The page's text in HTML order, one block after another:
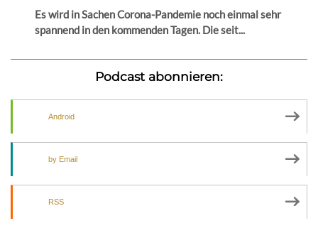
Es wird in Sachen Corona-Pandemie noch einmal sehr
spannend in den kommenden Tagen. Die seit...
Podcast abonnieren:
Android
by Email
RSS